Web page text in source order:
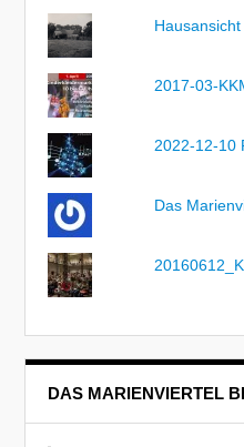
2017-03-
2022-12-10
Das
DAS MARIENVIERTEL